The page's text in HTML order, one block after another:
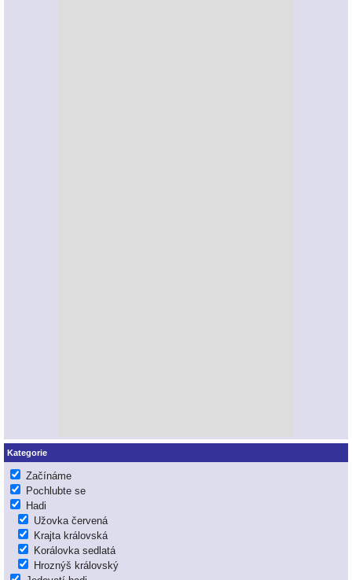
Kategorie
Začínáme
Pochlubte se
Hadi
Užovka červená
Krajta královská
Korálovka sedlatá
Hroznýš královský